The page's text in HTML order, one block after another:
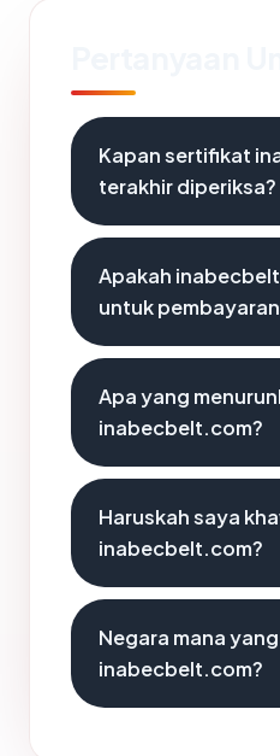
Kapan sertifikat
terakhir diperiksa?
Apakah
untuk
Apa yang
inabecbelt.com?
Haruskah saya
inabecbelt.com?
Negara mana
inabecbelt.com?